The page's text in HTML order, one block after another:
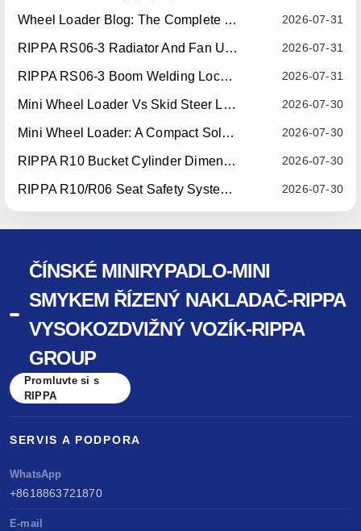
2026-07-31
Wheel Loader Blog: The Complete Guide To Wheel Loaders For Construction, Agriculture, And Material Handling
2026-07-31
RIPPA RS06-3 Radiator And Fan Upgrade — Effective July 10, 2026
2026-07-31
RIPPA RS06-3 Boom Welding Locating Bar Optimization — Effective July 15, 2026
2026-07-30
Mini Wheel Loader Vs Skid Steer Loader: Which Compact Machine Is Better For Your Business?
2026-07-30
Mini Wheel Loader: A Compact Solution For Efficient Material Handling
2026-07-30
RIPPA R10 Bucket Cylinder Dimension Optimization — Effective July 15, 2026
2026-07-30
RIPPA R10/R06 Seat Safety System Upgrade — Effective July 22, 2026
ČÍNSKÉ MINIRYPADLO-MINI
SMYKEM ŘÍZENÝ NAKLADAČ-RIPPA
VYSOKOZDVIŽNÝ VOZÍK-RIPPA
GROUP
Promluvte si s
RIPPA
SERVIS A PODPORA
WhatsApp
+8618863721870
E-mail